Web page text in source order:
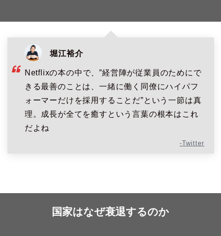
堀江裕介
Netflixの本の中で、”経営陣が従業員のためにで
きる最善のことは、一緒に働く同僚にハイパフ
ォーマーだけを採用することだ”という一節は真
理。成長が全てを癒すという言葉の根本はこれ
だよね
-Twitter
国家はなぜ衰退するのか